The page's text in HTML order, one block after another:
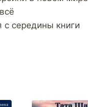
середины книги